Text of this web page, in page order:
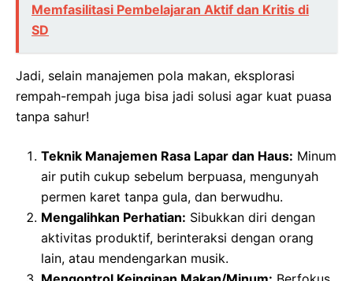
Memfasilitasi Pembelajaran Aktif dan Kritis di
SD
Jadi, selain manajemen pola makan, eksplorasi
rempah-rempah juga bisa jadi solusi agar kuat puasa
tanpa sahur!
Teknik Manajemen Rasa Lapar dan Haus: Minum
air putih cukup sebelum berpuasa, mengunyah
permen karet tanpa gula, dan berwudhu.
Mengalihkan Perhatian: Sibukkan diri dengan
aktivitas produktif, berinteraksi dengan orang
lain, atau mendengarkan musik.